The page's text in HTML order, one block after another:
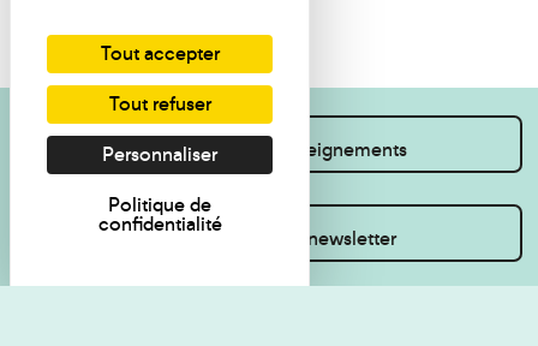
Je souhaite des renseignements
Inscrivez-vous à la newsletter
Tout accepter
Tout refuser
Personnaliser
Politique de
confidentialité